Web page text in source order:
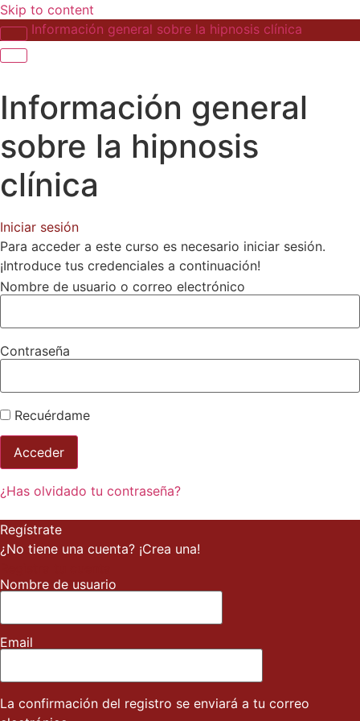
Skip to content
Información general sobre la hipnosis clínica
Información general
sobre la hipnosis
clínica
Iniciar sesión
Para acceder a este curso es necesario iniciar sesión.
¡Introduce tus credenciales a continuación!
Nombre de usuario o correo electrónico
Contraseña
Recuérdame
¿Has olvidado tu contraseña?
Regístrate
¿No tiene una cuenta? ¡Crea una!
Nombre de usuario
Email
La confirmación del registro se enviará a tu correo